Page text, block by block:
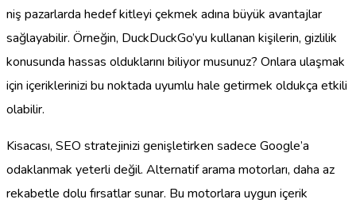
niş pazarlarda hedef kitleyi çekmek adına büyük avantajlar
sağlayabilir. Örneğin, DuckDuckGo’yu kullanan kişilerin, gizlilik
konusunda hassas olduklarını biliyor musunuz? Onlara ulaşmak
için içeriklerinizi bu noktada uyumlu hale getirmek oldukça etkili
olabilir.
Kisacası, SEO stratejinizi genişletirken sadece Google’a
odaklanmak yeterli değil. Alternatif arama motorları, daha az
rekabetle dolu fırsatlar sunar. Bu motorlara uygun içerik